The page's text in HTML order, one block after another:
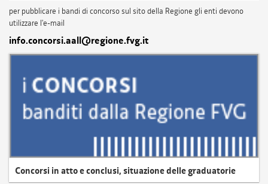
per pubblicare i bandi di concorso sul sito della Regione gli enti devono
utilizzare l'e-mail
info.concorsi.aall@regione.fvg.it
Concorsi in atto e conclusi, situazione delle graduatorie